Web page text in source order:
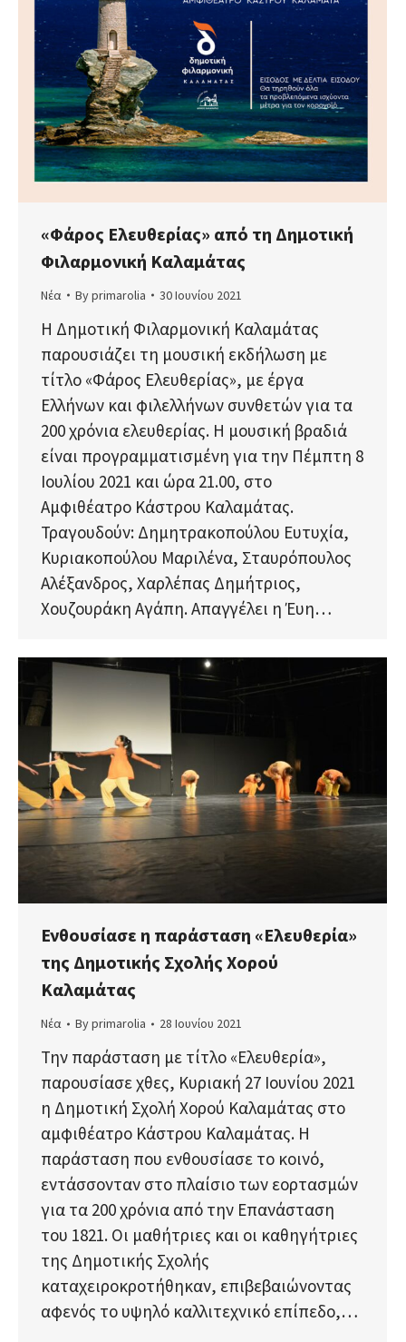
«Φάρος Ελευθερίας» από τη Δημοτική
Φιλαρμονική Καλαμάτας
Νέα Byprimarolia 30 Ιουνίου 2021
Η Δημοτική Φιλαρμονική Καλαμάτας
παρουσιάζει τη μουσική εκδήλωση με
τίτλο «Φάρος Ελευθερίας», με έργα
Ελλήνων και φιλελλήνων συνθετών για τα
200 χρόνια ελευθερίας. Η μουσική βραδιά
είναι προγραμματισμένη για την Πέμπτη 8
Ιουλίου 2021 και ώρα 21.00, στο
Αμφιθέατρο Κάστρου Καλαμάτας.
Τραγουδούν: Δημητρακοπούλου Ευτυχία,
Κυριακοπούλου Μαριλένα, Σταυρόπουλος
Αλέξανδρος, Χαρλέπας Δημήτριος,
Χουζουράκη Αγάπη. Απαγγέλει η Έυη…
Ενθουσίασε η παράσταση «Ελευθερία»
της Δημοτικής Σχολής Χορού
Καλαμάτας
Νέα Byprimarolia 28 Ιουνίου 2021
Την παράσταση με τίτλο «Ελευθερία»,
παρουσίασε χθες, Κυριακή 27 Ιουνίου 2021
η Δημοτική Σχολή Χορού Καλαμάτας στο
αμφιθέατρο Κάστρου Καλαμάτας. Η
παράσταση που ενθουσίασε το κοινό,
εντάσσονταν στο πλαίσιο των εορτασμών
για τα 200 χρόνια από την Επανάσταση
του 1821. Οι μαθήτριες και οι καθηγήτριες
της Δημοτικής Σχολής
καταχειροκροτήθηκαν, επιβεβαιώνοντας
αφενός το υψηλό καλλιτεχνικό επίπεδο,…